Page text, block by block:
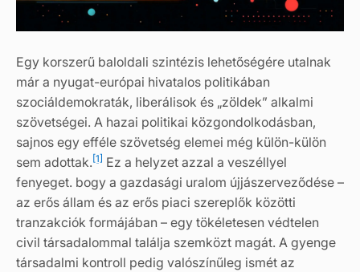
Egy korszerű baloldali szintézis lehetőségére utalnak
már a nyugat-európai hivatalos politikában
szociáldemokraták, liberálisok és „zöldek” alkalmi
szövetségei. A hazai politikai közgondolkodásban,
sajnos egy efféle szövetség elemei még külön-külön
sem adottak. [1] Ez a helyzet azzal a veszéllyel
fenyeget. bogy a gazdasági uralom újjászerveződése –
az erős állam és az erős piaci szereplők közötti
tranzakciók formájában – egy tökéletesen védtelen
civil társadalommal találja szemközt magát. A gyenge
társadalmi kontroll pedig valószínűleg ismét az